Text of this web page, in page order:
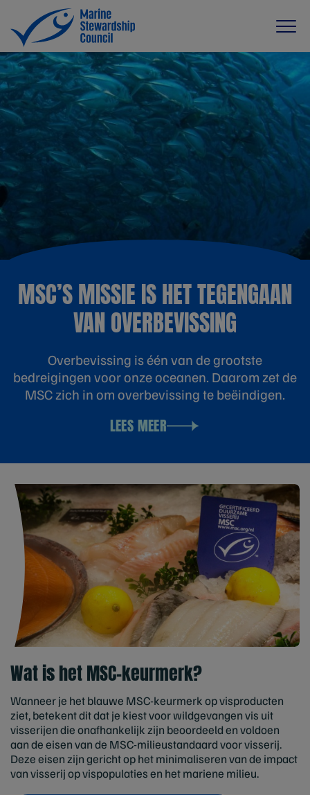
MSC’S MISSIE IS HET TEGENGAAN
VAN OVERBEVISSING
Overbevissing is één van de grootste
bedreigingen voor onze oceanen. Daarom zet de
MSC zich in om overbevissing te beëindigen.
LEES MEER
Wat is het MSC‑keurmerk?
Wanneer je het blauwe MSC-keurmerk op visproducten
ziet, betekent dit dat je kiest voor wildgevangen vis uit
visserijen die onafhankelijk zijn beoordeeld en voldoen
aan de eisen van de MSC-milieustandaard voor visserij.
Deze eisen zijn gericht op het minimaliseren van de impact
van visserij op vispopulaties en het mariene milieu.